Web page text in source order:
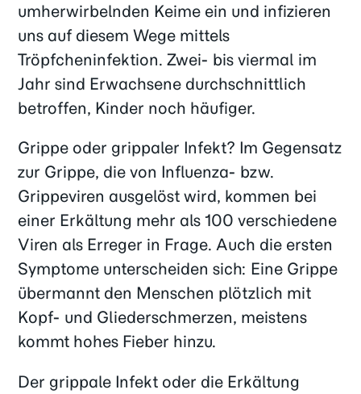
umherwirbelnden Keime ein und infizieren
uns auf diesem Wege mittels
Tröpfcheninfektion. Zwei- bis viermal im
Jahr sind Erwachsene durchschnittlich
betroffen, Kinder noch häufiger.
Grippe oder grippaler Infekt? Im Gegensatz
zur Grippe, die von Influenza- bzw.
Grippeviren ausgelöst wird, kommen bei
einer Erkältung mehr als 100 verschiedene
Viren als Erreger in Frage. Auch die ersten
Symptome unterscheiden sich: Eine Grippe
übermannt den Menschen plötzlich mit
Kopf- und Gliederschmerzen, meistens
kommt hohes Fieber hinzu.
Der grippale Infekt oder die Erkältung